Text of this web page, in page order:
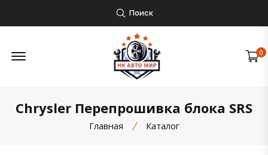
Поиск
Открыть боковое меню 0
Chrysler Перепрошивка блока SRS
Главная Каталог